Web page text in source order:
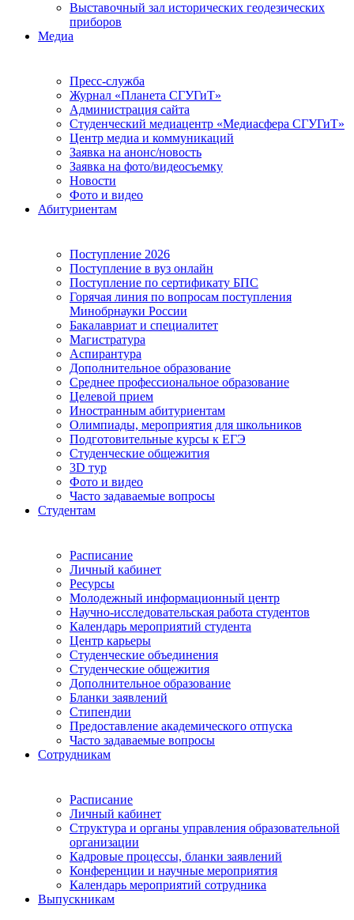
Выставочный зал исторических геодезических
приборов
Медиа
Пресс-служба
Журнал «Планета СГУГиТ»
Администрация сайта
Студенческий медиацентр «Медиасфера СГУГиТ»
Центр медиа и коммуникаций
Заявка на анонс/новость
Заявка на фото/видеосъемку
Новости
Фото и видео
Абитуриентам
Поступление 2026
Поступление в вуз онлайн
Поступление по сертификату БПС
Горячая линия по вопросам поступления
Минобрнауки России
Бакалавриат и специалитет
Магистратура
Аспирантура
Дополнительное образование
Среднее профессиональное образование
Целевой прием
Иностранным абитуриентам
Олимпиады, мероприятия для школьников
Подготовительные курсы к ЕГЭ
Студенческие общежития
3D тур
Фото и видео
Часто задаваемые вопросы
Студентам
Расписание
Личный кабинет
Ресурсы
Молодежный информационный центр
Научно-исследовательская работа студентов
Календарь мероприятий студента
Центр карьеры
Студенческие объединения
Студенческие общежития
Дополнительное образование
Бланки заявлений
Стипендии
Предоставление академического отпуска
Часто задаваемые вопросы
Сотрудникам
Расписание
Личный кабинет
Структура и органы управления образовательной
организации
Кадровые процессы, бланки заявлений
Конференции и научные мероприятия
Календарь мероприятий сотрудника
Выпускникам